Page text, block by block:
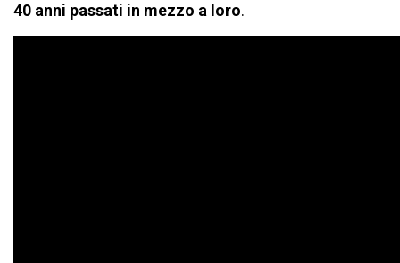
40 anni passati in mezzo a loro.